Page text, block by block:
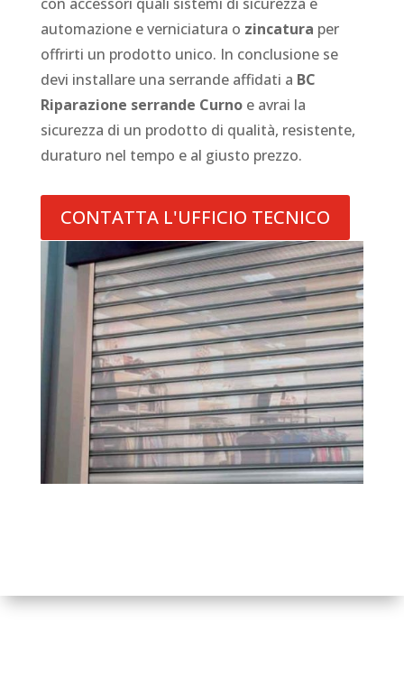
automazione e verniciatura o zincatura per
offrirti un prodotto unico. In conclusione se
devi installare una serrande affidati a BC
Riparazione serrande Curnoe avrai la
sicurezza di un prodotto di qualità, resistente,
duraturo nel tempo e al giusto prezzo.
CONTATTA L'UFFICIO TECNICO